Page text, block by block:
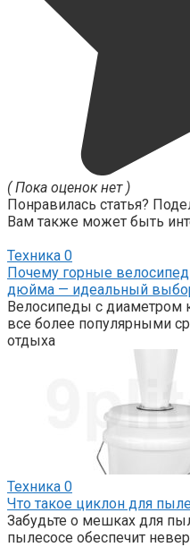
( Пока оценок нет )
Понравилась статья?
Вам также может быть
Техника 0
Почему горные
дюйма — идеальный
Велосипеды с диаметром
все более популярными
отдыха
Техника 0
Что такое циклон для
Забудьте о мешках для
пылесосе обеспечит